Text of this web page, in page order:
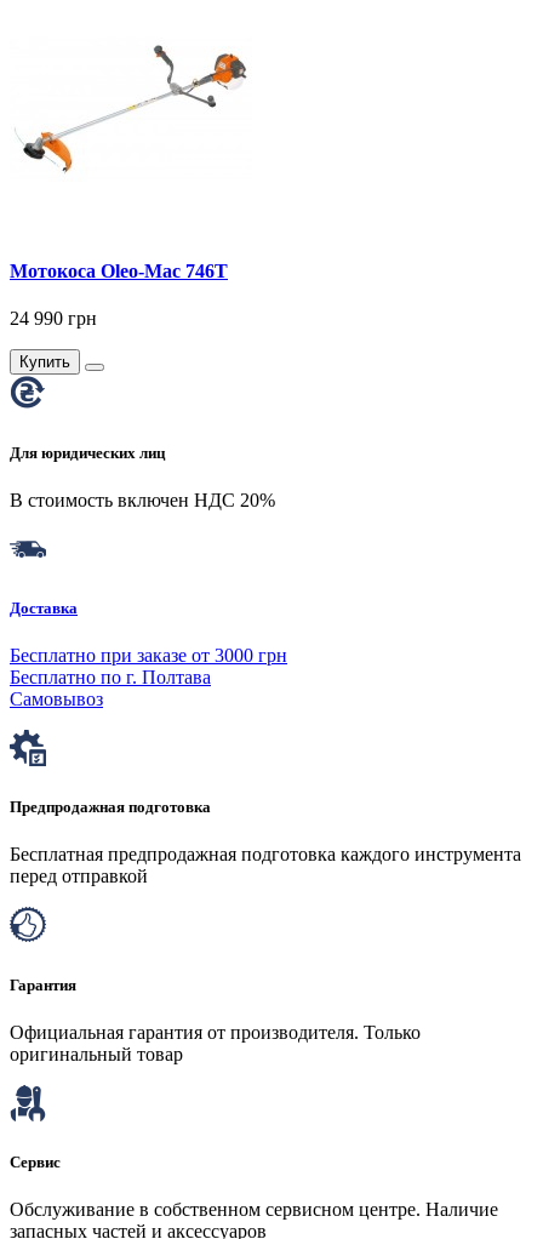
Мотокоса Оleo-Мас 746Т
24 990 грн
Купить
Для юридических лиц
В стоимость включен НДС 20%
Доставка
Бесплатно при заказе от 3000 грн
Бесплатно по г. Полтава
Самовывоз
Предпродажная подготовка
Бесплатная предпродажная подготовка каждого инструмента
перед отправкой
Гарантия
Официальная гарантия от производителя. Только
оригинальный товар
Сервис
Обслуживание в собственном сервисном центре. Наличие
запасных частей и аксессуаров